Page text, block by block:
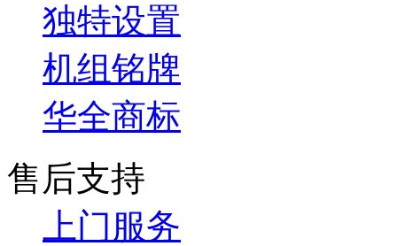
独特设置
机组铭牌
华全商标
售后支持
上门服务